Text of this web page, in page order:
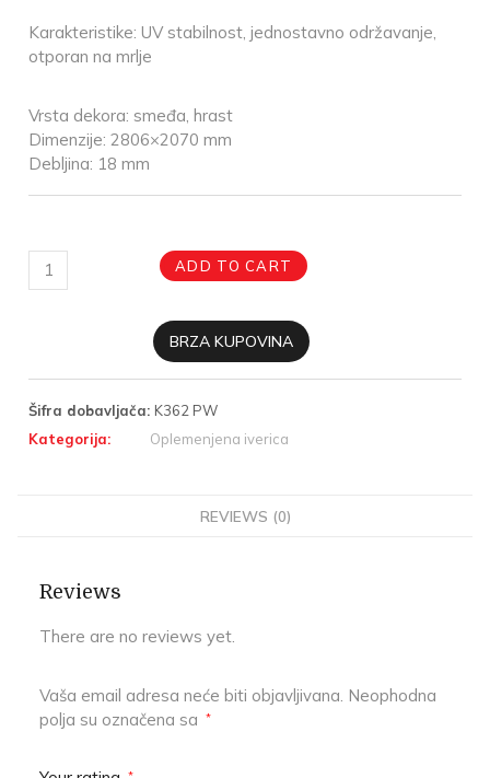
Karakteristike: UV stabilnost, jednostavno održavanje,
otporan na mrlje
Vrsta dekora: smeđa, hrast
Dimenzije: 2806×2070 mm
Debljina: 18 mm
ADD TO CART
BRZA KUPOVINA
Šifra dobavljača: K362 PW
Kategorija:
Oplemenjena iverica
REVIEWS (0)
Reviews
There are no reviews yet.
Vaša email adresa neće biti objavljivana. Neophodna
polja su označena sa
*
*